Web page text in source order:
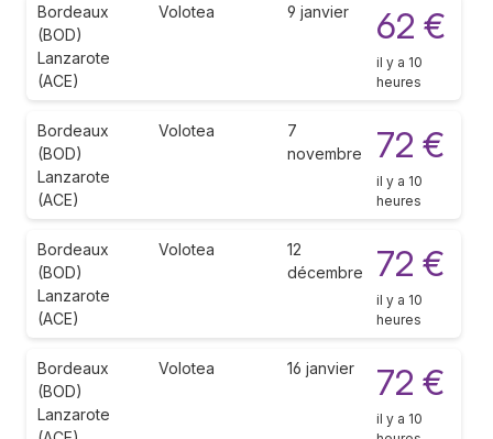
Bordeaux
(BOD)
Lanzarote
(ACE)
Volotea 9 janvier 62 €
il y a 10
heures
Bordeaux
(BOD)
Lanzarote
(ACE)
Volotea
7
novembre
72 €
il y a 10
heures
Bordeaux
(BOD)
Lanzarote
(ACE)
Volotea
12
décembre
72 €
il y a 10
heures
Bordeaux
(BOD)
Lanzarote
Volotea 16 janvier 72 €
il y a 10